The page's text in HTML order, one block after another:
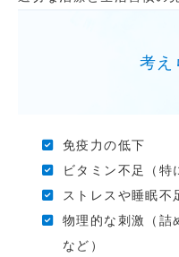
考え
免疫力の低下
ビタミン不足（特
ストレスや睡眠不
物理的な刺激（詰
など）